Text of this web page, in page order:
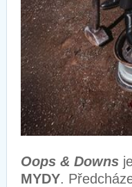
Oops & Downs
MYDY.